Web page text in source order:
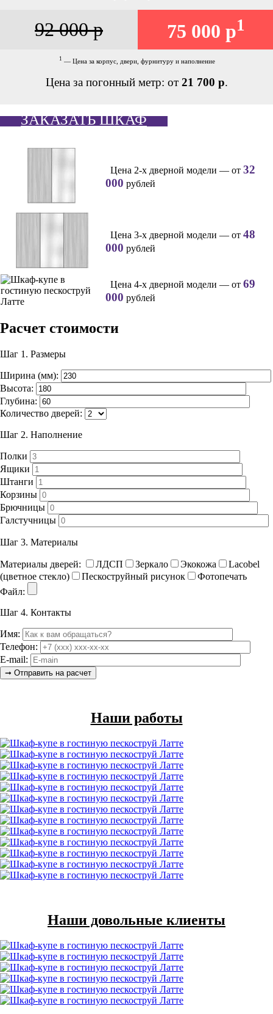
92 000 р 75 000 р1
1 — Цена за корпус, двери, фурнитуру и наполнение
Цена за погонный метр: от 21 700 р.
ЗАКАЗАТЬ ШКАФ
Цена 2-х дверной модели — от 32
000 рублей
Цена 3-х дверной модели — от 48
000 рублей
Цена 4-х дверной модели — от 69
000 рублей
Расчет стоимости
Шаг 1. Размеры
Ширина (мм):
Высота:
Глубина:
Количество дверей:
Шаг 2. Наполнение
Полки
Ящики
Штанги
Корзины
Брючницы
Галстучницы
Шаг 3. Материалы
Материалы дверей: ЛДСП Зеркало Экокожа
Lacobel
(цветное стекло)
Пескоструйный рисунок
Фотопечать
Файл:
Шаг 4. Контакты
Имя:
Телефон:
E-mail:
Наши работы
Наши довольные клиенты